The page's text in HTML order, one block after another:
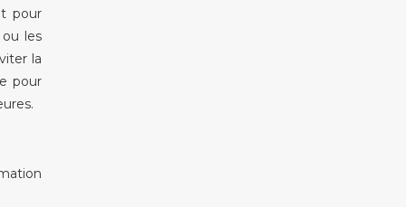
pour
les
la
pour